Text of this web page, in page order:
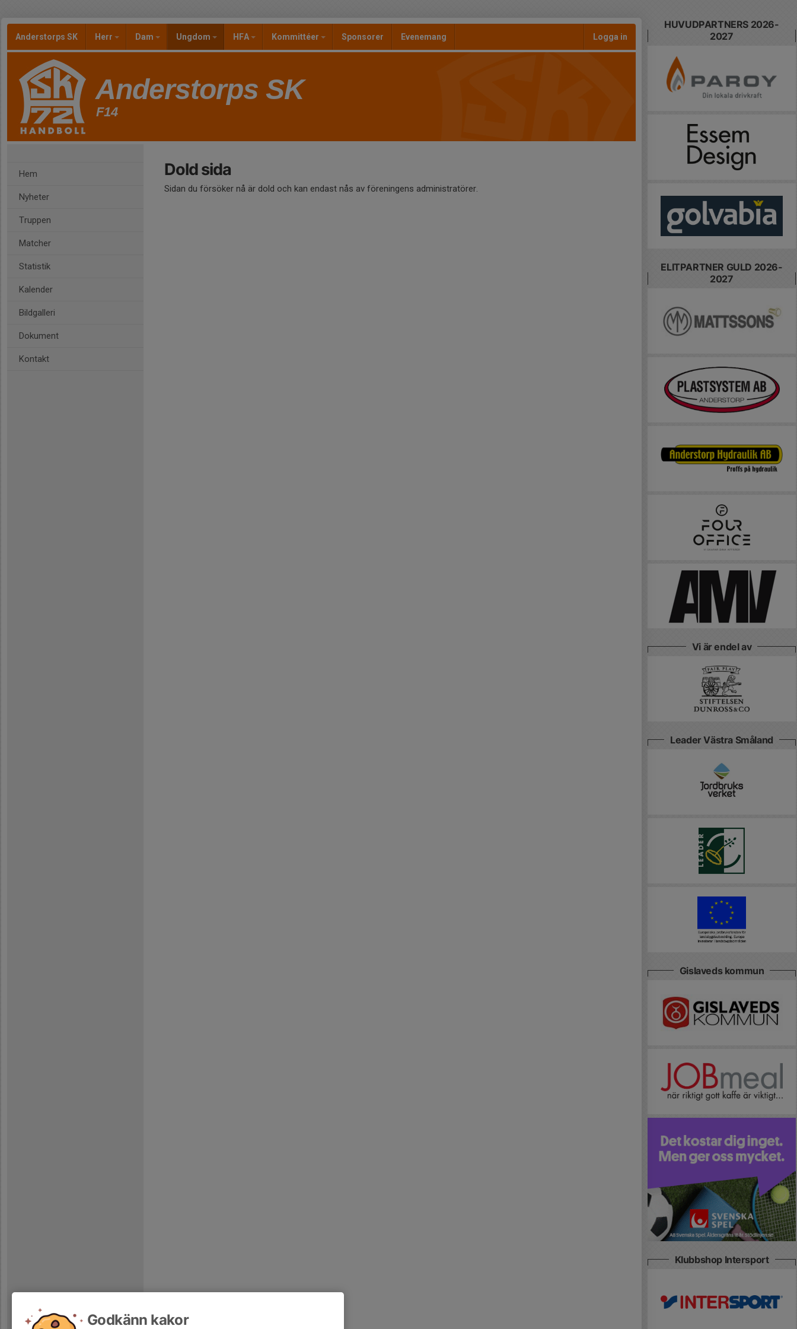
Anderstorps SK Herr Dam Ungdom HFA Kommittéer Sponsorer Evenemang Logga in
Anderstorps SK
F14
Hem
Nyheter
Truppen
Matcher
Statistik
Kalender
Bildgalleri
Dokument
Kontakt
Dold sida
Sidan du försöker nå är dold och kan endast nås av föreningens administratörer.
HUVUDPARTNERS 2026-
2027
ELITPARTNER GULD 2026-
2027
Vi är endel av
Leader Västra Småland
Gislaveds kommun
Klubbshop Intersport
Godkänn kakor